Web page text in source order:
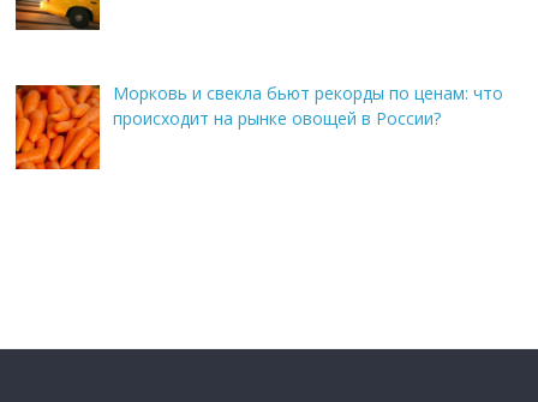
Морковь и свекла бьют рекорды по ценам: что
происходит на рынке овощей в России?